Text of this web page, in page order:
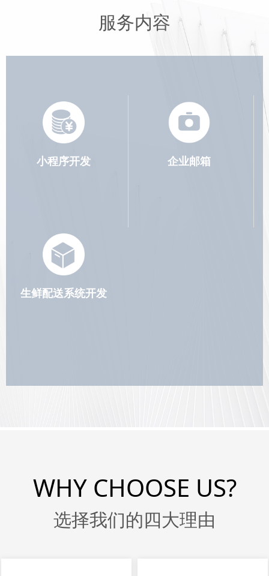
服务内容
小程序开发 企业邮箱
生鲜配送系统开发
WHY CHOOSE US?
选择我们的四大理由